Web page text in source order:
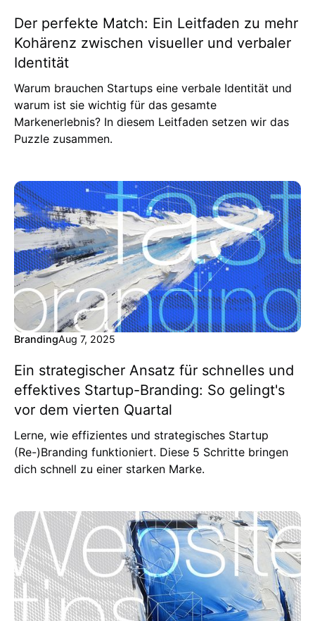
Der perfekte Match: Ein Leitfaden zu mehr
Kohärenz zwischen visueller und verbaler
Identität
Warum brauchen Startups eine verbale Identität und
warum ist sie wichtig für das gesamte
Markenerlebnis? In diesem Leitfaden setzen wir das
Puzzle zusammen.
BrandingAug 7, 2025
Ein strategischer Ansatz für schnelles und
effektives Startup-Branding: So gelingt's
vor dem vierten Quartal
Lerne, wie effizientes und strategisches Startup
(Re-)Branding funktioniert. Diese 5 Schritte bringen
dich schnell zu einer starken Marke.